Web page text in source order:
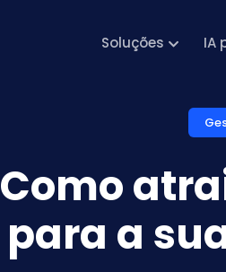
Soluções IA
Como
para a